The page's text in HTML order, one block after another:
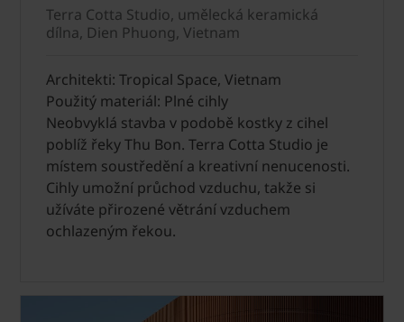
Terra Cotta Studio, umělecká keramická
dílna, Dien Phuong, Vietnam
Architekti: Tropical Space, Vietnam
Použitý materiál: Plné cihly
Neobvyklá stavba v podobě kostky z cihel
poblíž řeky Thu Bon. Terra Cotta Studio je
místem soustředění a kreativní nenucenosti.
Cihly umožní průchod vzduchu, takže si
užíváte přirozené větrání vzduchem
ochlazeným řekou.